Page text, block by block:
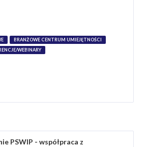
BRANŻOWE CENTRUM UMIEJĘTNOŚCI
WEBINARY
PSWIP - współpraca z